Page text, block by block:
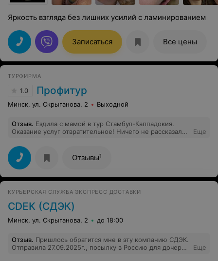
Яркость взгляда без лишних усилий с ламинированием
Записаться Все цены
ТУРФИРМА
1.0 Профитур
Минск, ул. Скрыганова, 2 Выходной
Отзыв. Ездила с мамой в тур Стамбул-Каппадокия.
Оказание услуг отвратительное! Ничего не рассказали,
Стамбуле (ужасный, Дали только 2 полотенца, в
номере не убирались, хотя ставили на уборку номер;
завтрак кошмар - еды минимум, сидит рядом курит
повар). Когда задавали вопросы по туру у Лады с
которой заключали договор - ответ был «читайте
договоре?». Такое чувство, что человек вообще не в
курсе, что он продает! Когда сказала, что хотим
отказать от экскурсий и возвратить деньги - сказали это
не возможно! Хотя на экскурсии мы не ходили
Еще
Отзывы1
КУРЬЕРСКАЯ СЛУЖБА ЭКСПРЕСС ДОСТАВКИ
CDEK (СДЭК)
Минск, ул. Скрыганова, 2 до 18:00
Отзыв. Пришлось обратится мне в эту компанию СДЭК.
Отправила 27.09.2025г., посылку в Россию для дочери
Еще